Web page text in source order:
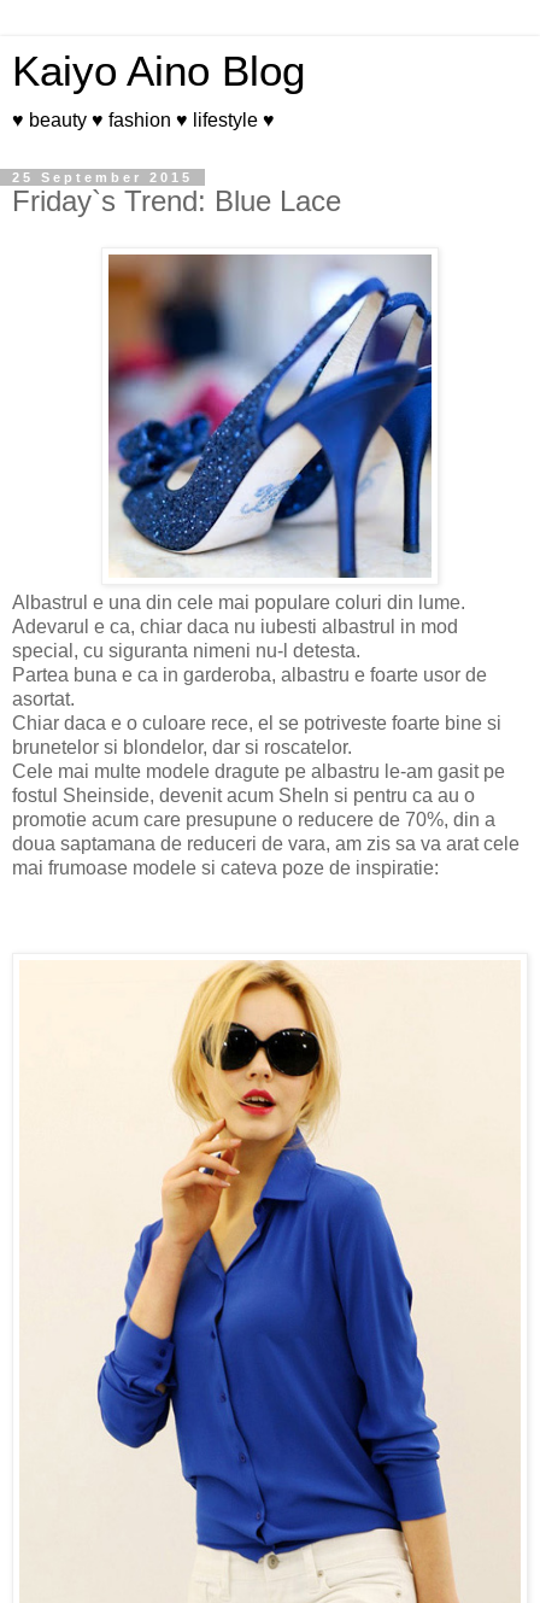
Kaiyo Aino Blog
♥ beauty ♥ fashion ♥ lifestyle ♥
25 September 2015
Friday`s Trend: Blue Lace
Albastrul e una din cele mai populare coluri din lume.
Adevarul e ca, chiar daca nu iubesti albastrul in mod
special, cu siguranta nimeni nu-l detesta.
Partea buna e ca in garderoba, albastru e foarte usor de
asortat.
Chiar daca e o culoare rece, el se potriveste foarte bine si
brunetelor si blondelor, dar si roscatelor.
Cele mai multe modele dragute pe albastru le-am gasit pe
fostul Sheinside, devenit acum SheIn si pentru ca au o
promotie acum care presupune o reducere de 70%, din a
doua saptamana de reduceri de vara, am zis sa va arat cele
mai frumoase modele si cateva poze de inspiratie: